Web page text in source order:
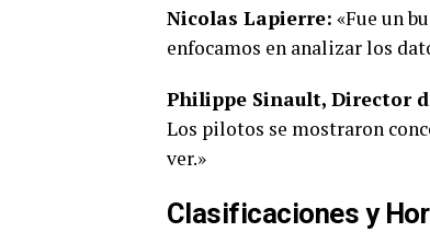
Nicolas Lapierre: «Fue un
enfocamos en analizar los
Philippe Sinault, Director
Los pilotos se mostraron
ver.»
Clasificaciones y